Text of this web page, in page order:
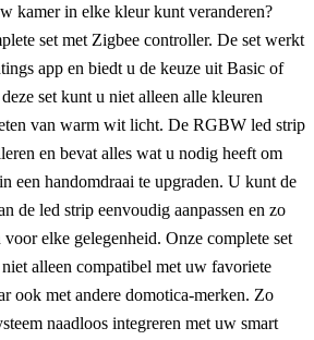
kamer in elke kleur kunt veranderen?
set met Zigbee controller. De set werkt
app en biedt u de keuze uit Basic of
set kunt u niet alleen alle kleuren
van warm wit licht. De RGBW led strip
en bevat alles wat u nodig heeft om
een handomdraai te upgraden. U kunt de
de led strip eenvoudig aanpassen en zo
voor elke gelegenheid. Onze complete set
alleen compatibel met uw favoriete
ook met andere domotica-merken. Zo
naadloos integreren met uw smart